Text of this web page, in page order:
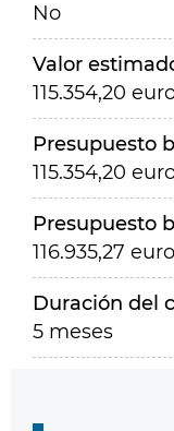
No
Valor
115.354,20
Presupuesto
115.354,20
Presupuesto
116.935,27
Duración del
5 meses